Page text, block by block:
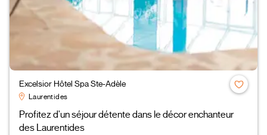
Excelsior Hôtel Spa Ste-Adèle
Laurentides
Profitez d'un séjour détente dans le décor enchanteur
des Laurentides